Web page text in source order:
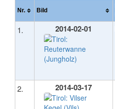
Nr. Bild
1. 2014-02-01
2. 2014-03-17